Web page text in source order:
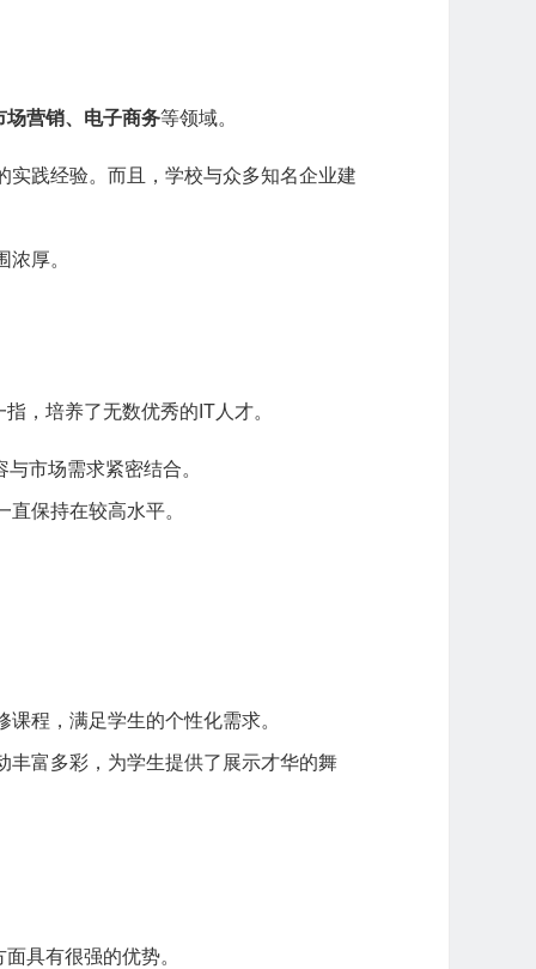
场营销、电子商务等领域。
践经验。而且，学校与众多知名企业建
厚。
，培养了无数优秀的IT人才。
市场需求紧密结合。
保持在较高水平。
程，满足学生的个性化需求。
丰富多彩，为学生提供了展示才华的舞
具有很强的优势。